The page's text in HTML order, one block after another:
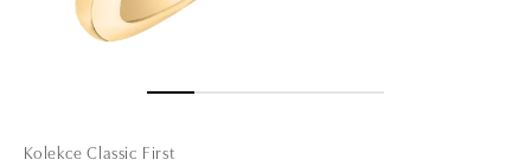
Kolekce Classic First